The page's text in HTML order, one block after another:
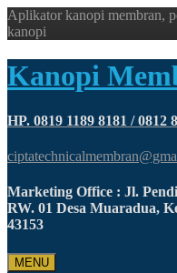
Aplikator kanopi membran,
kanopi
Kanopi
HP. 0819 1189 8181 / 0812
Marketing Office : Jl.
RW. 01 Desa Muaradua,
43153
MENU